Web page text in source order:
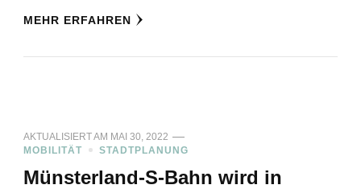
MEHR ERFAHREN
AKTUALISIERT AM MAI 30, 2022
MOBILITÄT
STADTPLANUNG
Münsterland-S-Bahn wird in